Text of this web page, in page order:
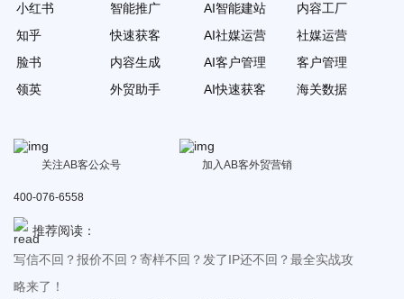
小红书
知乎
脸书
领英
智能推广
快速获客
内容生成
外贸助手
AI智能建站
AI社媒运营
AI客户管理
AI快速获客
内容工厂
社媒运营
客户管理
海关数据
关注AB客公众号 加入AB客外贸营销
400-076-6558
推荐阅读：
写信不回？报价不回？寄样不回？发了IP还不回？最全实战攻
略来了！